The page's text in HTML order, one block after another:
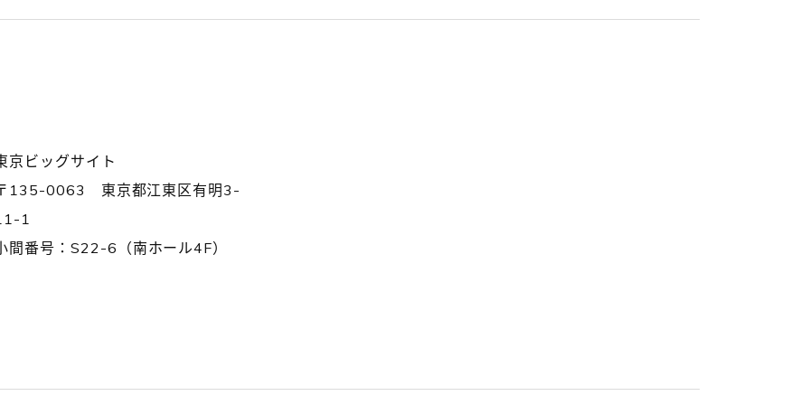
京ビッグサイト
135-0063 東京都江東区有明3-
1
間番号：S22-6（南ホール4F）